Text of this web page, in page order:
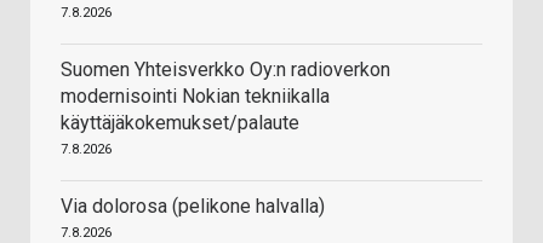
7.8.2026
Suomen Yhteisverkko Oy:n radioverkon
modernisointi Nokian tekniikalla
käyttäjäkokemukset/palaute
7.8.2026
Via dolorosa (pelikone halvalla)
7.8.2026